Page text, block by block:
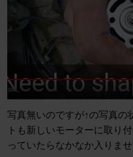
写真無いのですが↑の写真の
トも新しいモーターに取り
っていたらなかなか入りませ